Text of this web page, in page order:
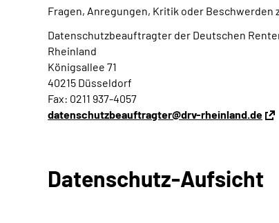
Fragen, Anregungen, Kritik oder
Datenschutzbeauftragter der Deutschen
Rheinland
Königsallee 71
40215 Düsseldorf
Fax: 0211 937-4057
datenschutzbeauftragter@drv-rheinland.de
Datenschutz-Aufsicht